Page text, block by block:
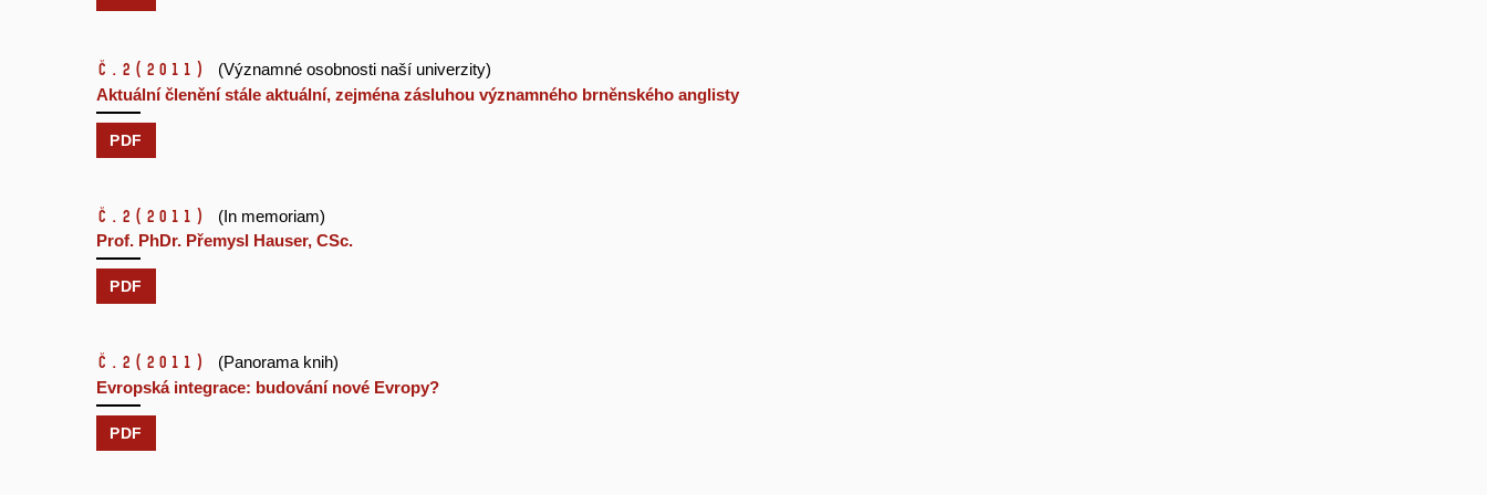
č.2 (2011)
(Významné osobnosti naší univerzity)
Aktuální členění stále aktuální, zejména zásluhou významného brněnského anglisty
PDF
č.2 (2011)
(In memoriam)
Prof. PhDr. Přemysl Hauser, CSc.
PDF
č.2 (2011)
(Panorama knih)
Evropská integrace: budování nové Evropy?
PDF